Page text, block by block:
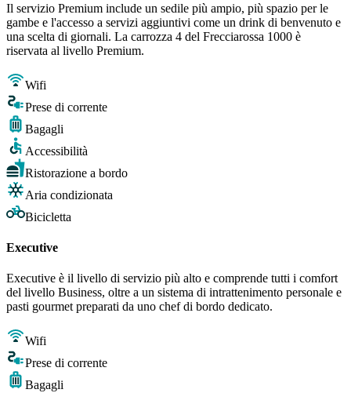
Il servizio Premium include un sedile più ampio, più spazio per le
gambe e l'accesso a servizi aggiuntivi come un drink di benvenuto e
una scelta di giornali. La carrozza 4 del Frecciarossa 1000 è
riservata al livello Premium.
Wifi
Prese di corrente
Bagagli
Accessibilità
Ristorazione a bordo
Aria condizionata
Bicicletta
Executive
Executive è il livello di servizio più alto e comprende tutti i comfort
del livello Business, oltre a un sistema di intrattenimento personale e
pasti gourmet preparati da uno chef di bordo dedicato.
Wifi
Prese di corrente
Bagagli